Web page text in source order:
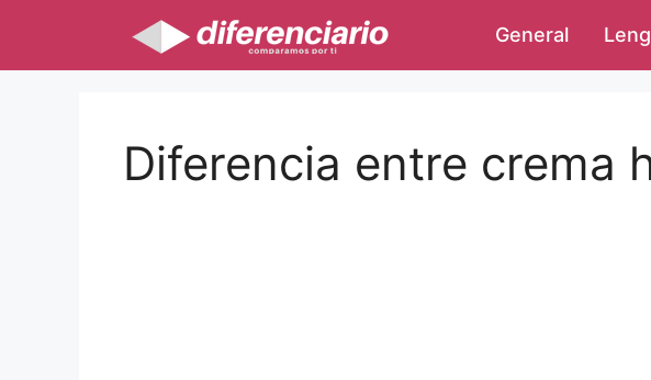
contenido
General
Diferencia entre crema